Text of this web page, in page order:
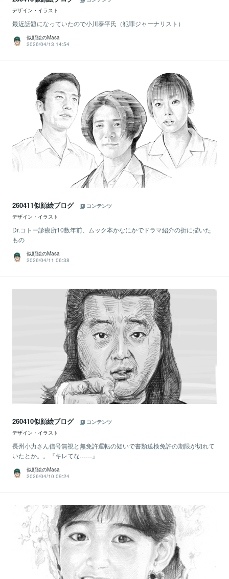
デザイン・イラスト
最近話題になっていたので小川泰平氏（犯罪ジャーナリスト）
似顔絵のMasa
2026/04/13 14:54
260411似顔絵ブログ
コンテンツ
デザイン・イラスト
Dr.コトー診療所10数年前、ムック本かなにかでドラマ紹介の折に描いた
もの
似顔絵のMasa
2026/04/11 06:38
260410似顔絵ブログ
コンテンツ
デザイン・イラスト
長州小力さん信号無視と無免許運転の疑いで書類送検免許の期限が切れて
いたとか。。『キレてな……』
似顔絵のMasa
2026/04/10 09:24